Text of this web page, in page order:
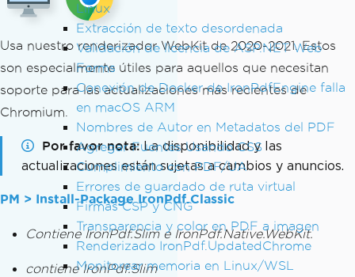
Linux
Extracción de texto desordenada
Validación de licencia de ASP.NET Web
Forms
Conexión de Docker de IronPdfEngine falla
en macOS ARM
Nombres de Autor en Metadatos del PDF
Agregar Fuentes Usando CSS
Cumplimiento con PDF/UA
Errores de guardado de ruta virtual
Firmas CSP y CNG
Transparencia y color en PDF a imagen
Renderizado IronPdf.UpdatedChrome
Monitorear memoria en Linux/WSL
Usa nuestro renderizador WebKit de 2020-2021. Estos
son especialmente útiles para aquellos que necesitan
soporte para las actualizaciones más recientes de
Chromium.
Por favor nota La disponibilidad y las
actualizaciones están sujetas a cambios y anuncios.
PM > Install-Package IronPdf.Classic
Contiene IronPdf.Slim e IronPdf.Native.WebKit.
contiene IronPdf.Slim